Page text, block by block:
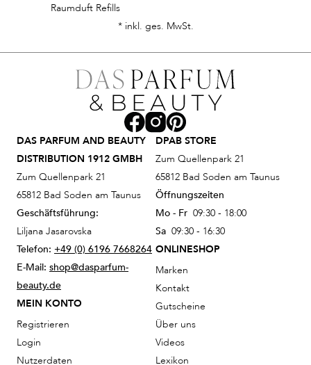
Raumduft Refills
* inkl. ges. MwSt.
DAS PARFUM AND BEAUTY
DISTRIBUTION 1912 GMBH
Zum Quellenpark 21
65812 Bad Soden am Taunus
Geschäftsführung:
Liljana Jasarovska
Telefon: +49 (0) 6196 7668264
E-Mail: shop@dasparfum-
beauty.de
MEIN KONTO
Registrieren
Login
Nutzerdaten
DPAB STORE
Zum Quellenpark 21
65812 Bad Soden am Taunus
Öffnungszeiten
Mo - Fr 09:30 - 18:00
Sa 09:30 - 16:30
ONLINESHOP
Marken
Kontakt
Gutscheine
Über uns
Videos
Lexikon